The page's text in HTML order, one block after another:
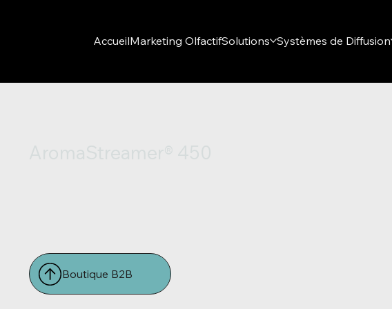
AccueilMarketing OlfactifSolutions Systèmes de Diffusion
Boutique B2B